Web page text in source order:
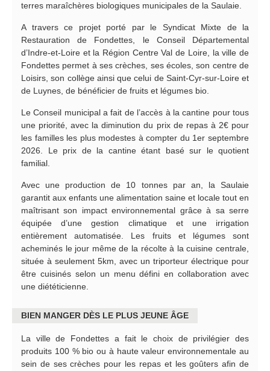
terres maraîchères biologiques municipales de la Saulaie.
A travers ce projet porté par le Syndicat Mixte de la
Restauration de Fondettes, le Conseil Départemental
d’Indre-et-Loire et la Région Centre Val de Loire, la ville de
Fondettes permet à ses crèches, ses écoles, son centre de
Loisirs, son collège ainsi que celui de Saint-Cyr-sur-Loire et
de Luynes, de bénéficier de fruits et légumes bio.
Le Conseil municipal a fait de l’accès à la cantine pour tous
une priorité, avec la diminution du prix de repas à 2€ pour
les familles les plus modestes à compter du 1er septembre
2026. Le prix de la cantine étant basé sur le quotient
familial.
Avec une production de 10 tonnes par an, la Saulaie
garantit aux enfants une alimentation saine et locale tout en
maîtrisant son impact environnemental grâce à sa serre
équipée d’une gestion climatique et une irrigation
entièrement automatisée. Les fruits et légumes sont
acheminés le jour même de la récolte à la cuisine centrale,
située à seulement 5km, avec un triporteur électrique pour
être cuisinés selon un menu défini en collaboration avec
une diététicienne.
BIEN MANGER DÈS LE PLUS JEUNE ÂGE
La ville de Fondettes a fait le choix de privilégier des
produits 100 % bio ou à haute valeur environnementale au
sein de ses crèches pour les repas et les goûters afin de